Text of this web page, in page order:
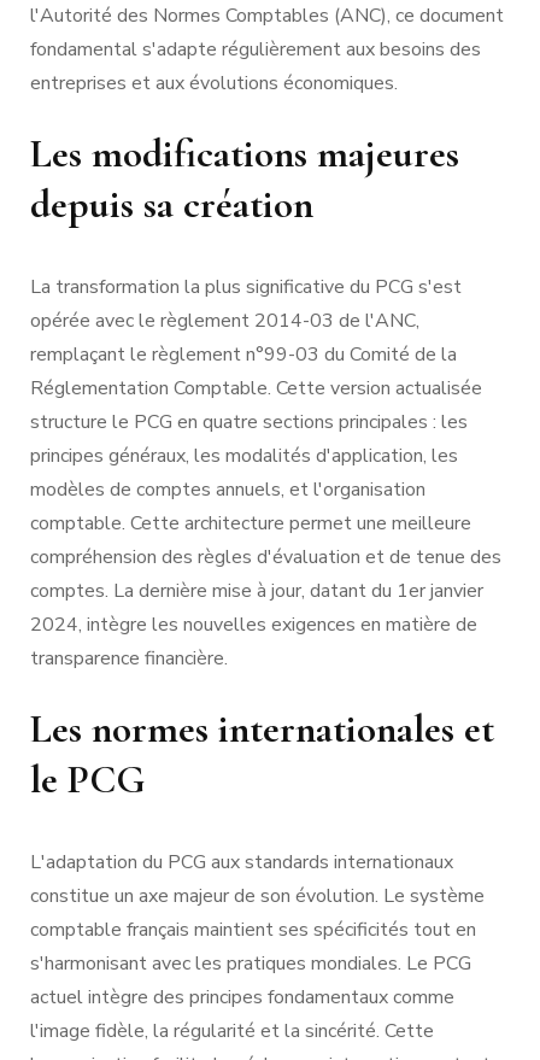
l'Autorité des Normes Comptables (ANC), ce document
fondamental s'adapte régulièrement aux besoins des
entreprises et aux évolutions économiques.
Les modifications majeures
depuis sa création
La transformation la plus significative du PCG s'est
opérée avec le règlement 2014-03 de l'ANC,
remplaçant le règlement n°99-03 du Comité de la
Réglementation Comptable. Cette version actualisée
structure le PCG en quatre sections principales : les
principes généraux, les modalités d'application, les
modèles de comptes annuels, et l'organisation
comptable. Cette architecture permet une meilleure
compréhension des règles d'évaluation et de tenue des
comptes. La dernière mise à jour, datant du 1er janvier
2024, intègre les nouvelles exigences en matière de
transparence financière.
Les normes internationales et
le PCG
L'adaptation du PCG aux standards internationaux
constitue un axe majeur de son évolution. Le système
comptable français maintient ses spécificités tout en
s'harmonisant avec les pratiques mondiales. Le PCG
actuel intègre des principes fondamentaux comme
l'image fidèle, la régularité et la sincérité. Cette